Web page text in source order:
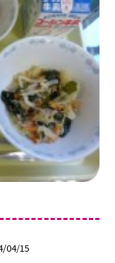
04/15